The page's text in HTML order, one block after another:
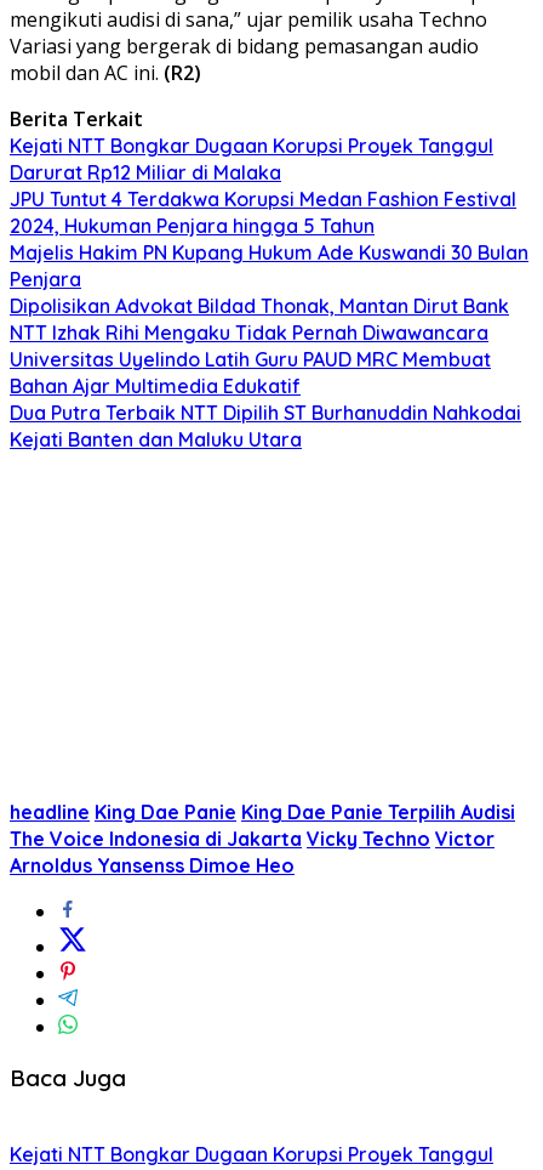
mengikuti audisi di sana,” ujar pemilik usaha Techno
Variasi yang bergerak di bidang pemasangan audio
mobil dan AC ini. (R2)
Berita Terkait
Kejati NTT Bongkar Dugaan Korupsi Proyek Tanggul
Darurat Rp12 Miliar di Malaka
JPU Tuntut 4 Terdakwa Korupsi Medan Fashion Festival
2024, Hukuman Penjara hingga 5 Tahun
Majelis Hakim PN Kupang Hukum Ade Kuswandi 30 Bulan
Penjara
Dipolisikan Advokat Bildad Thonak, Mantan Dirut Bank
NTT Izhak Rihi Mengaku Tidak Pernah Diwawancara
Universitas Uyelindo Latih Guru PAUD MRC Membuat
Bahan Ajar Multimedia Edukatif
Dua Putra Terbaik NTT Dipilih ST Burhanuddin Nahkodai
Kejati Banten dan Maluku Utara
headline King Dae Panie King Dae Panie Terpilih Audisi
The Voice Indonesia di Jakarta Vicky Techno Victor
Arnoldus Yansenss Dimoe Heo
Baca Juga
Kejati NTT Bongkar Dugaan Korupsi Proyek Tanggul